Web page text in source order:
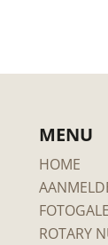
MENU
HOME
ROTARY